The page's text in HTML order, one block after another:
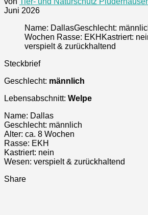
Juni 2026
Name: DallasGeschlecht:
Wochen Rasse: EKHKastriert:
verspielt & zurückhaltend
Steckbrief
Geschlecht: männlich
Lebensabschnitt: Welpe
Name: Dallas
Geschlecht: männlich
Alter: ca. 8 Wochen
Rasse: EKH
Kastriert: nein
Wesen: verspielt & zurückhaltend
Share